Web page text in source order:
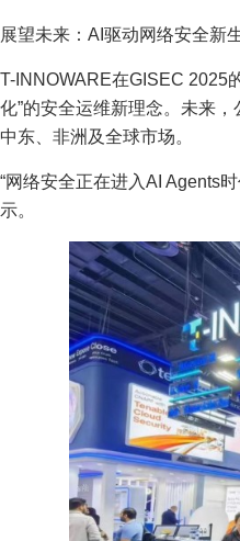
展望未来：AI驱动网络安全新
T-INNOWARE在GISEC 2025
化”的安全运维新理念。未来
中东、非洲及全球市场。
“网络安全正在进入AI Agents
示。